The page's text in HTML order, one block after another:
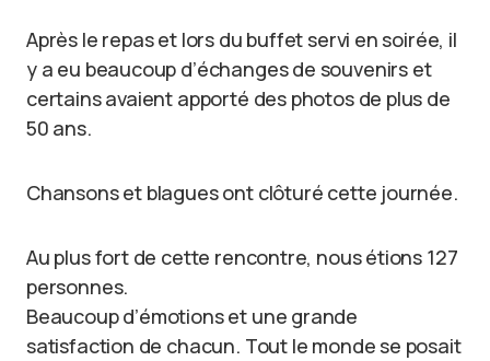
Après le repas et lors du buffet servi en soirée, il
y a eu beaucoup d’échanges de souvenirs et
certains avaient apporté des photos de plus de
50 ans.
Chansons et blagues ont clôturé cette journée.
Au plus fort de cette rencontre, nous étions 127
personnes.
Beaucoup d’émotions et une grande
satisfaction de chacun. Tout le monde se posait